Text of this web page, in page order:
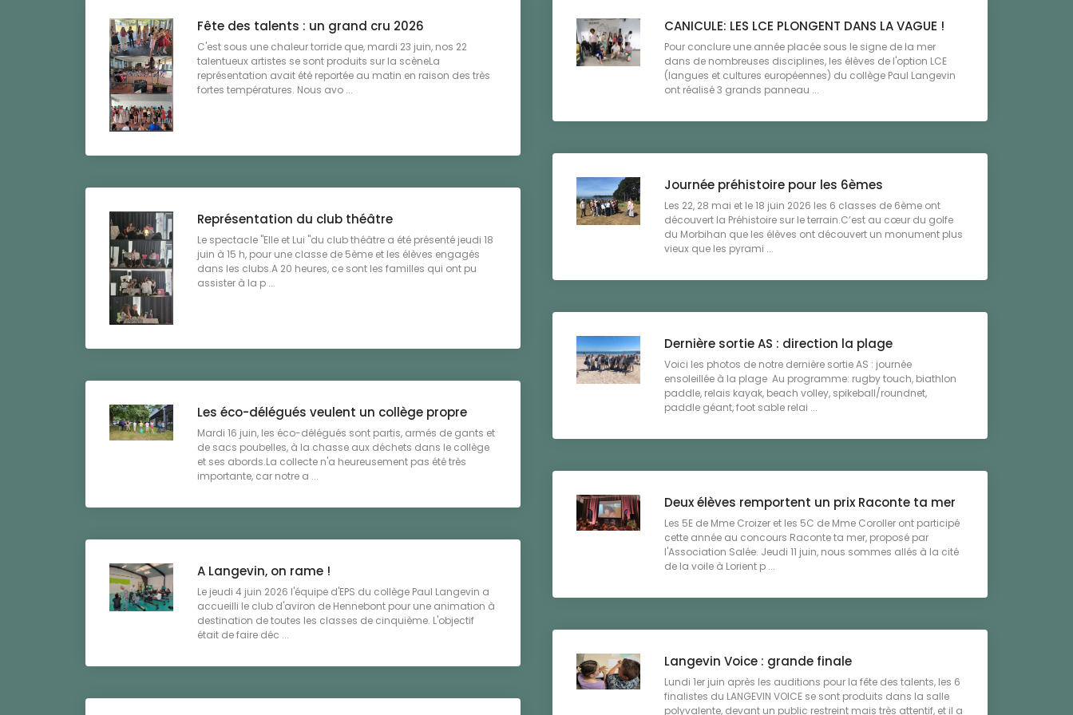
Fête des talents : un grand cru 2026
C'est sous une chaleur torride que, mardi 23 juin, nos 22
talentueux artistes se sont produits sur la scèneLa
représentation avait été reportée au matin en raison des très
fortes températures. Nous avo ...
CANICULE: LES LCE PLONGENT DANS LA VAGUE !
Pour conclure une année placée sous le signe de la mer
dans de nombreuses disciplines, les élèves de l'option LCE
(langues et cultures européennes) du collège Paul Langevin
ont réalisé 3 grands panneau ...
Journée préhistoire pour les 6èmes
Les 22, 28 mai et le 18 juin 2026 les 6 classes de 6ème ont
découvert la Préhistoire sur le terrain.C’est au cœur du golfe
du Morbihan que les élèves ont découvert un monument plus
vieux que les pyrami ...
Représentation du club théâtre
Le spectacle "Elle et Lui "du club théâtre a été présenté jeudi 18
juin à 15 h, pour une classe de 5ème et les élèves engagés
dans les clubs.A 20 heures, ce sont les familles qui ont pu
assister à la p ...
Dernière sortie AS : direction la plage
Voici les photos de notre dernière sortie AS : journée
ensoleillée à la plage Au programme: rugby touch, biathlon
paddle, relais kayak, beach volley, spikeball/roundnet,
paddle géant, foot sable relai ...
Les éco-délégués veulent un collège propre
Mardi 16 juin, les éco-délégués sont partis, armés de gants et
de sacs poubelles, à la chasse aux déchets dans le collège
et ses abords.La collecte n'a heureusement pas été très
importante, car notre a ...
Deux élèves remportent un prix Raconte ta mer
Les 5E de Mme Croizer et les 5C de Mme Coroller ont participé
cette année au concours Raconte ta mer, proposé par
l'Association Salée. Jeudi 11 juin, nous sommes allés à la cité
de la voile à Lorient p ...
A Langevin, on rame !
Le jeudi 4 juin 2026 l'équipe d'EPS du collège Paul Langevin a
accueilli le club d'aviron de Hennebont pour une animation à
destination de toutes les classes de cinquième. L'objectif
était de faire déc ...
Langevin Voice : grande finale
Lundi 1er juin après les auditions pour la fête des talents, les 6
finalistes du LANGEVIN VOICE se sont produits dans la salle
polyvalente, devant un public restreint mais très attentif, et il a